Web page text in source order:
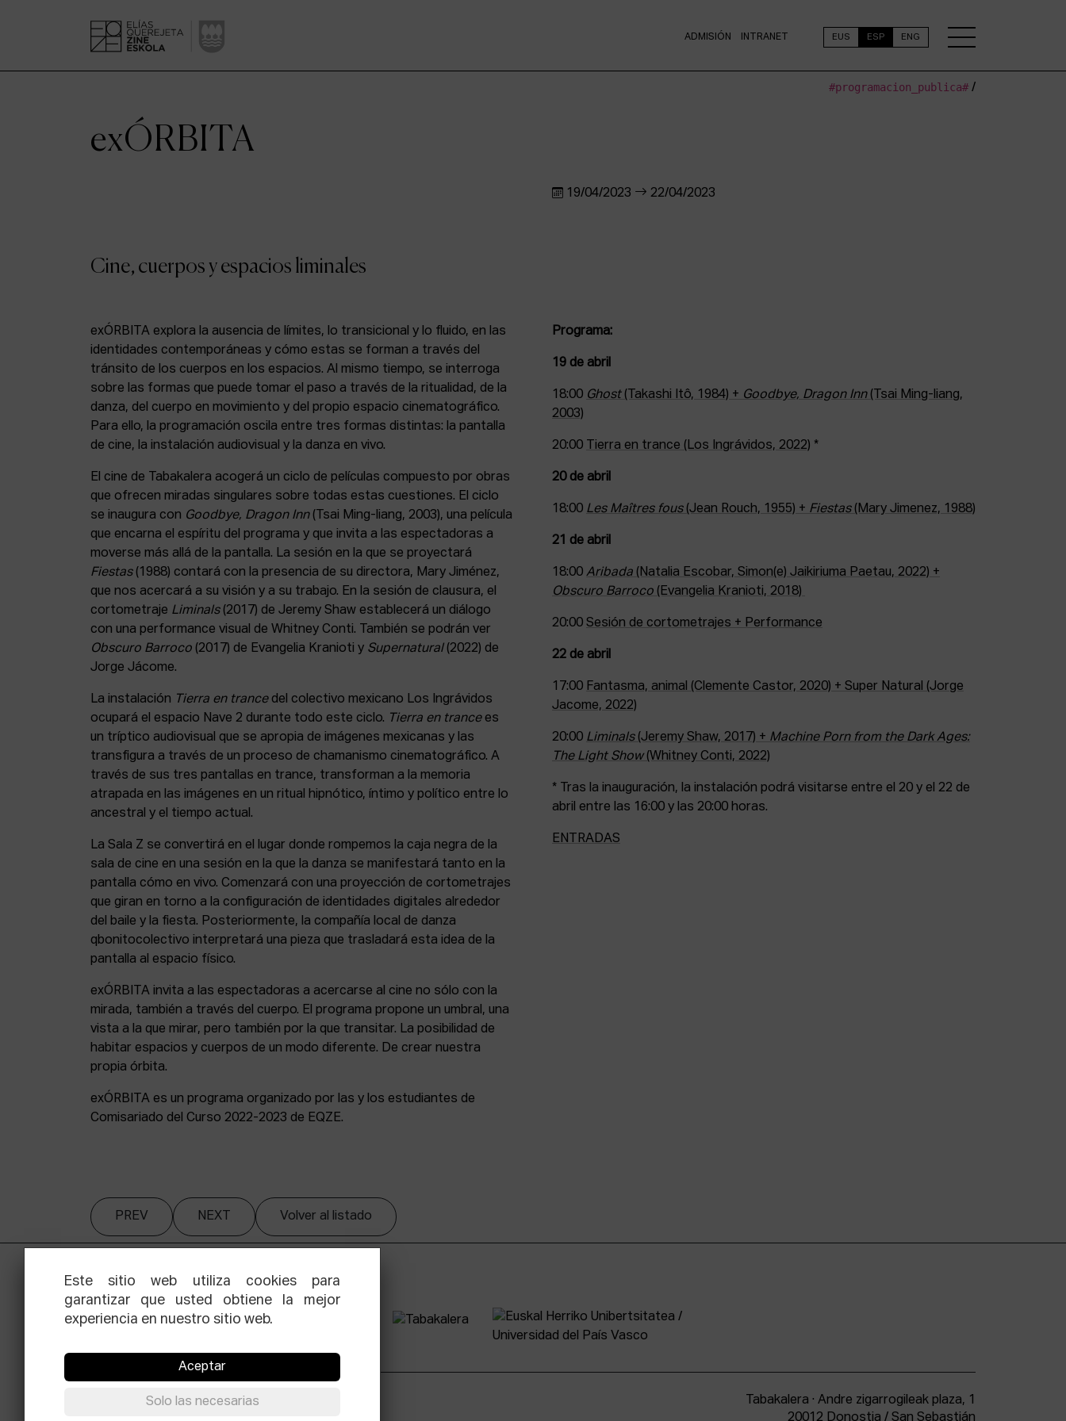
ADMISIÓN INTRANET EUS ESP ENG
#programacion_publica#/
exÓRBITA
19/04/2023 22/04/2023
Cine, cuerpos y espacios liminales
exÓRBITA explora la ausencia de límites, lo transicional y lo fluido, en las
identidades contemporáneas y cómo estas se forman a través del
tránsito de los cuerpos en los espacios. Al mismo tiempo, se interroga
sobre las formas que puede tomar el paso a través de la ritualidad, de la
danza, del cuerpo en movimiento y del propio espacio cinematográfico.
Para ello, la programación oscila entre tres formas distintas: la pantalla
de cine, la instalación audiovisual y la danza en vivo.
El cine de Tabakalera acogerá un ciclo de películas compuesto por obras
que ofrecen miradas singulares sobre todas estas cuestiones. El ciclo
se inaugura con Goodbye, Dragon Inn(Tsai Ming-liang, 2003), una película
que encarna el espíritu del programa y que invita a las espectadoras a
moverse más allá de la pantalla. La sesión en la que se proyectará
Fiestas(1988) contará con la presencia de su directora, Mary Jiménez,
que nos acercará a su visión y a su trabajo. En la sesión de clausura, el
cortometraje Liminals(2017) de Jeremy Shaw establecerá un diálogo
con una performance visual de Whitney Conti. También se podrán ver
Obscuro Barroco (2017) de Evangelia Kranioti y Supernatural(2022) de
Jorge Jácome.
La instalación Tierra en trancedel colectivo mexicano Los Ingrávidos
ocupará el espacio Nave 2 durante todo este ciclo. Tierra en trancees
un tríptico audiovisual que se apropia de imágenes mexicanas y las
transfigura a través de un proceso de chamanismo cinematográfico. A
través de sus tres pantallas en trance, transforman a la memoria
atrapada en las imágenes en un ritual hipnótico, íntimo y político entre lo
ancestral y el tiempo actual.
La Sala Z se convertirá en el lugar donde rompemos la caja negra de la
sala de cine en una sesión en la que la danza se manifestará tanto en la
pantalla cómo en vivo. Comenzará con una proyección de cortometrajes
que giran en torno a la configuración de identidades digitales alrededor
del baile y la fiesta. Posteriormente, la compañía local de danza
qbonitocolectivo interpretará una pieza que trasladará esta idea de la
pantalla al espacio físico.
exÓRBITA invita a las espectadoras a acercarse al cine no sólo con la
mirada, también a través del cuerpo. El programa propone un umbral, una
vista a la que mirar, pero también por la que transitar. La posibilidad de
habitar espacios y cuerpos de un modo diferente. De crear nuestra
propia órbita.
exÓRBITA es un programa organizado por las y los estudiantes de
Comisariado del Curso 2022-2023 de EQZE.
Programa:
19 de abril
18:00 Ghost(Takashi Itô, 1984) + Goodbye, Dragon Inn(Tsai Ming-liang,
2003)
20:00 Tierra en trance (Los Ingrávidos, 2022) *
20 de abril
18:00 Les Maîtres fous(Jean Rouch, 1955) + Fiestas(Mary Jimenez, 1988)
21 de abril
18:00 Aribada (Natalia Escobar, Simon(e) Jaikiriuma Paetau, 2022) +
Obscuro Barroco (Evangelia Kranioti, 2018)
20:00 Sesión de cortometrajes + Performance
22 de abril
17:00 Fantasma, animal (Clemente Castor, 2020) + Super Natural (Jorge
Jacome, 2022)
20:00 Liminals(Jeremy Shaw, 2017) + Machine Porn from the Dark Ages:
The Light Show(Whitney Conti, 2022)
* Tras la inauguración, la instalación podrá visitarse entre el 20 y el 22 de
abril entre las 16:00 y las 20:00 horas.
ENTRADAS
PREV NEXT Volver al listado
Facebook Equis Instagram Threads
Tabakalera · Andre zigarrogileak plaza, 1
20012 Donostia / San Sebastián
Este sitio web utiliza cookies para
garantizar que usted obtiene la mejor
experiencia en nuestro sitio web.
Aceptar
Solo las necesarias